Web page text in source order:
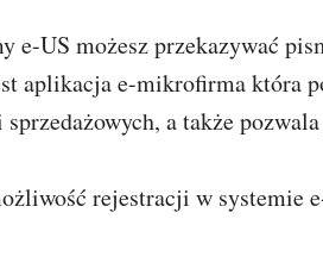
e-US możesz przekazywać
aplikacja e-mikrofirma która
a także
rejestracji w systemie